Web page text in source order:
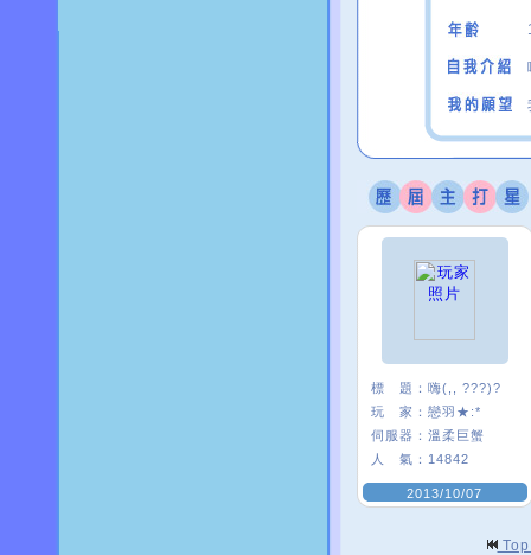
標 題： 嗨(,, ???)?
玩 家： 戀羽★:*
伺服器： 溫柔巨蟹
人 氣： 14842
2013/10/07